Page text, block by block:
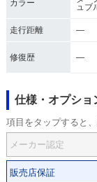
カラー
ュブ
走行距離 ―
修復歴 ―
仕様・オプショ
項目をタップすると
メーカー認定
販売店保証